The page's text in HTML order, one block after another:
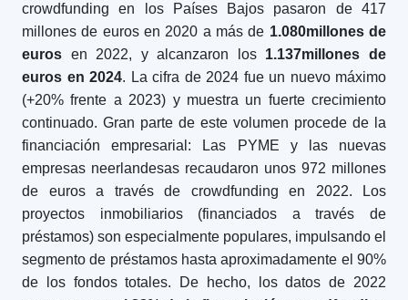
crowdfunding en los Países Bajos pasaron de 417
millones de euros en 2020 a más de 1.080millones de
euros en 2022, y alcanzaron los 1.137millones de
euros en 2024. La cifra de 2024 fue un nuevo máximo
(+20% frente a 2023) y muestra un fuerte crecimiento
continuado. Gran parte de este volumen procede de la
financiación empresarial: Las PYME y las nuevas
empresas neerlandesas recaudaron unos 972 millones
de euros a través de crowdfunding en 2022. Los
proyectos inmobiliarios (financiados a través de
préstamos) son especialmente populares, impulsando el
segmento de préstamos hasta aproximadamente el 90%
de los fondos totales. De hecho, los datos de 2022